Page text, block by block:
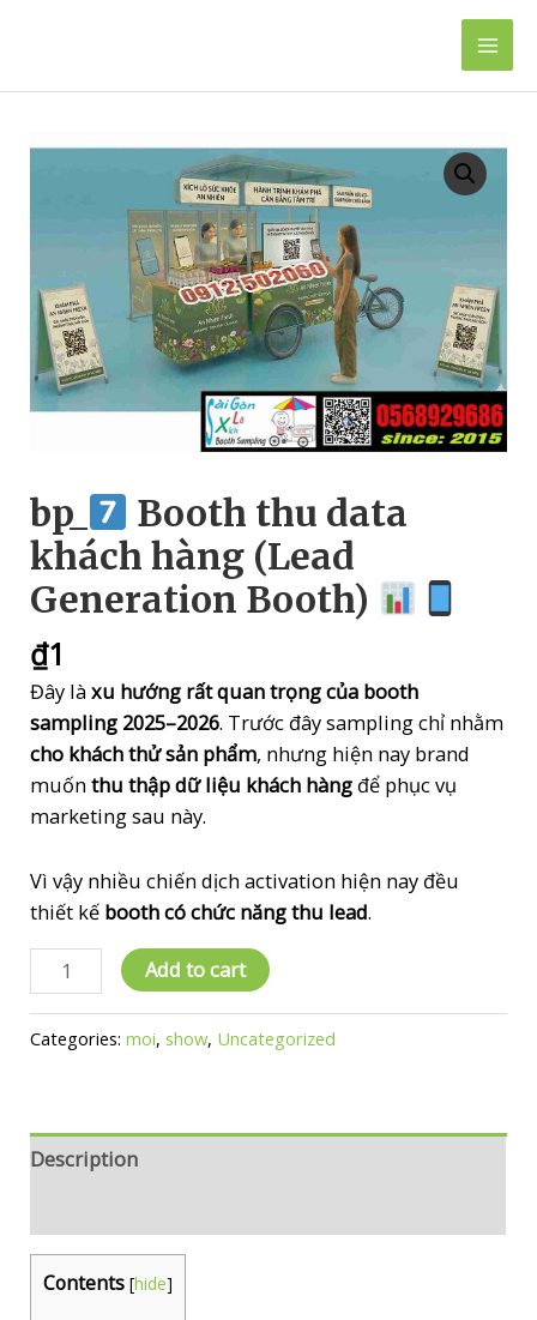
Main
bp_
Booth thu data
khách hàng (Lead
Generation Booth)
₫1
Đây làxu hướng rất quan trọng của booth
sampling 2025–2026. Trước đây sampling chỉ nhằm
cho khách thử sản phẩm, nhưng hiện nay brand
muốnthu thập dữ liệu khách hàng để phục vụ
marketing sau này.
Vì vậy nhiều chiến dịch activation hiện nay đều
thiết kế booth có chức năng thu lead.
hàng
Booth)
Add to cart
Categories:moi, show, Uncategorized
Description
Contents [hide]